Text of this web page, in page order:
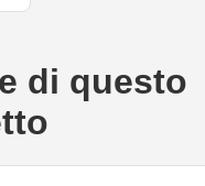
di questo